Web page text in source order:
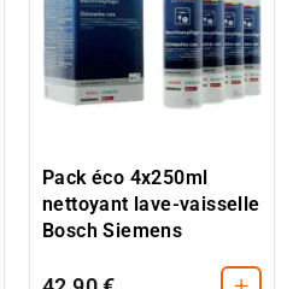
Pack éco 4x250ml
nettoyant lave-vaisselle
Bosch Siemens